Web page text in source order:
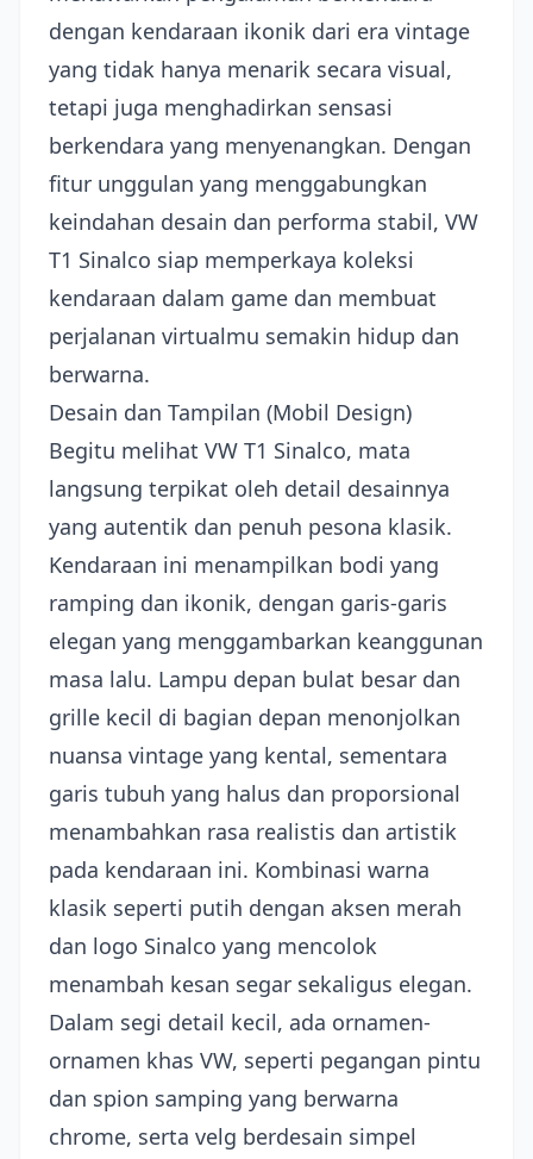
dengan kendaraan ikonik dari era vintage
yang tidak hanya menarik secara visual,
tetapi juga menghadirkan sensasi
berkendara yang menyenangkan. Dengan
fitur unggulan yang menggabungkan
keindahan desain dan performa stabil, VW
T1 Sinalco siap memperkaya koleksi
kendaraan dalam game dan membuat
perjalanan virtualmu semakin hidup dan
berwarna.
Desain dan Tampilan (Mobil Design)
Begitu melihat VW T1 Sinalco, mata
langsung terpikat oleh detail desainnya
yang autentik dan penuh pesona klasik.
Kendaraan ini menampilkan bodi yang
ramping dan ikonik, dengan garis-garis
elegan yang menggambarkan keanggunan
masa lalu. Lampu depan bulat besar dan
grille kecil di bagian depan menonjolkan
nuansa vintage yang kental, sementara
garis tubuh yang halus dan proporsional
menambahkan rasa realistis dan artistik
pada kendaraan ini. Kombinasi warna
klasik seperti putih dengan aksen merah
dan logo Sinalco yang mencolok
menambah kesan segar sekaligus elegan.
Dalam segi detail kecil, ada ornamen-
ornamen khas VW, seperti pegangan pintu
dan spion samping yang berwarna
chrome, serta velg berdesain simpel